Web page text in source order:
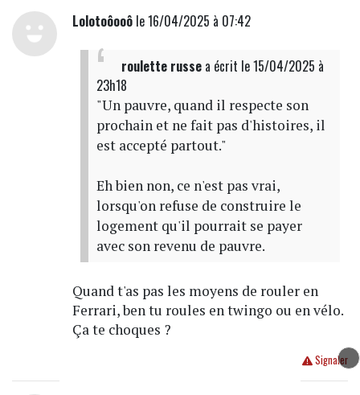
Lolotoôooôle 16/04/2025 à 07:42
roulette russea écrit le 15/04/2025 à
23h18
"Un pauvre, quand il respecte son
prochain et ne fait pas d'histoires, il
est accepté partout."
Eh bien non, ce n'est pas vrai,
lorsqu'on refuse de construire le
logement qu'il pourrait se payer
avec son revenu de pauvre.
Quand t'as pas les moyens de rouler en
Ferrari, ben tu roules en twingo ou en vélo.
Ça te choques ?
Signaler